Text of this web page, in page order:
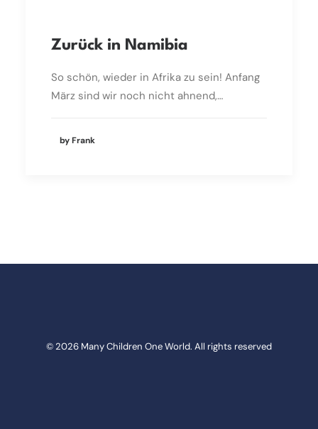
Zurück in Namibia
So schön, wieder in Afrika zu sein! Anfang
März sind wir noch nicht ahnend,…
by Frank
© 2026 Many Children One World. All rights reserved